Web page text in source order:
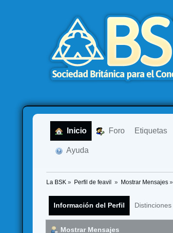
Inicio Foro Etiquetas
Ayuda
La BSK » Perfil de feavil » Mostrar Mensajes»
Información del Perfil Distinciones
Mostrar Mensajes